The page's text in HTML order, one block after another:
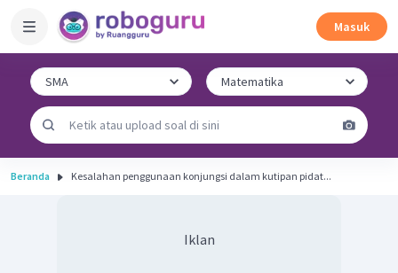
Masuk
Beranda Kesalahan penggunaan konjungsi dalam kutipan pidat...
Iklan